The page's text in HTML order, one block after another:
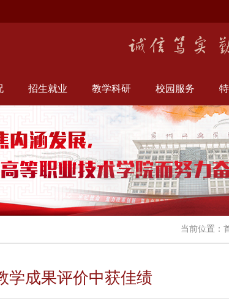
招生就业 教学科研 校园服务
当前位置：
学成果评价中获佳绩